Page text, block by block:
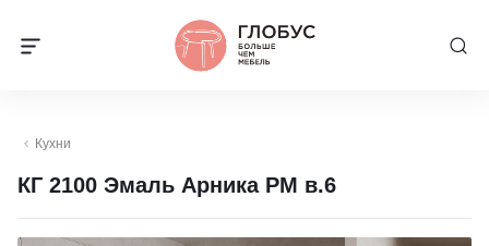
Кухни
КГ 2100 Эмаль Арника РМ в.6